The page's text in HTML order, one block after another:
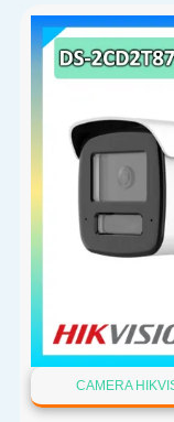
CAMERA